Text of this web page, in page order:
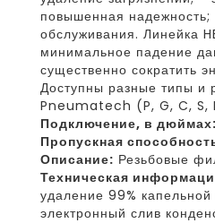
повышенная надежность;
обслуживания. Линейка
минимальное падение
существенно сократить
Доступны разные типы и
Pneumatech (P, G, C, S,
Подключение, в дюймах:
Пропускная
Описание: Резьбовые
Техническая
удаление 99% капельной
электронный слив